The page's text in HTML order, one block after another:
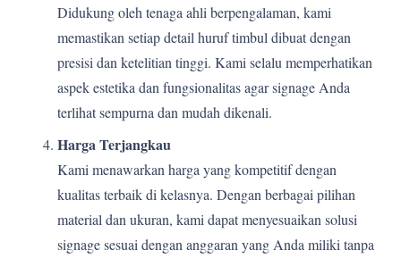
Didukung oleh tenaga ahli berpengalaman, kami
memastikan setiap detail huruf timbul dibuat dengan
presisi dan ketelitian tinggi. Kami selalu memperhatikan
aspek estetika dan fungsionalitas agar signage Anda
terlihat sempurna dan mudah dikenali.
Harga Terjangkau
Kami menawarkan harga yang kompetitif dengan
kualitas terbaik di kelasnya. Dengan berbagai pilihan
material dan ukuran, kami dapat menyesuaikan solusi
signage sesuai dengan anggaran yang Anda miliki tanpa